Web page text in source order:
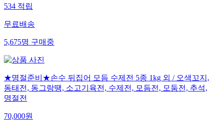
534 적립
무료배송
5,675명 구매중
★명절준비★손수 뒤집어 모듬 수제전 5종 1kg 외 / 오색꼬지,
동태전, 동그랑땡, 소고기육전, 수제전, 모듬전, 모둠전, 추석,
명절전
70,000원